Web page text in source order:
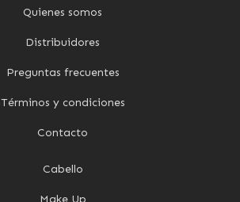
Quienes somos
Distribuidores
Preguntas frecuentes
Términos y condiciones
Contacto
Cabello
Make Up